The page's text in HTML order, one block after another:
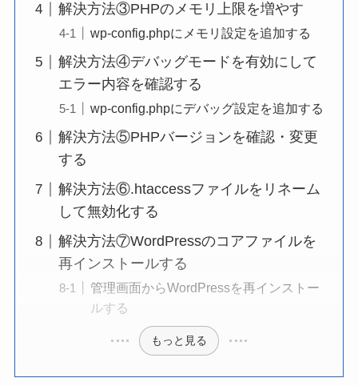
解決方法③PHPのメモリ上限を増やす
wp-config.phpにメモリ設定を追加する
解決方法④デバッグモードを有効にして
エラー内容を確認する
wp-config.phpにデバッグ設定を追加する
解決方法⑤PHPバージョンを確認・変更
する
解決方法⑥.htaccessファイルをリネーム
して無効化する
解決方法⑦WordPressのコアファイルを
再インストールする
管理画面からWordPressを再インストー
ルする
もっと見る